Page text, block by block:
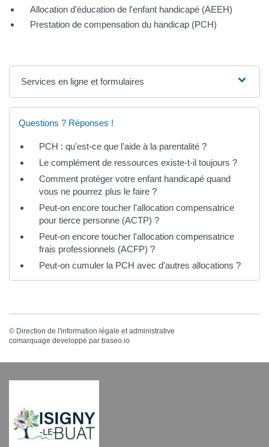
Allocation d'éducation de l'enfant handicapé (AEEH)
Prestation de compensation du handicap (PCH)
Services en ligne et formulaires
Questions ? Réponses !
PCH : qu'est-ce que l'aide à la parentalité ?
Le complément de ressources existe-t-il toujours ?
Comment protéger votre enfant handicapé quand
vous ne pourrez plus le faire ?
Peut-on encore toucher l'allocation compensatrice
pour tierce personne (ACTP) ?
Peut-on encore toucher l'allocation compensatrice
frais professionnels (ACFP) ?
Peut-on cumuler la PCH avec d'autres allocations ?
© Direction de l'information légale et administrative
comarquage developpé par baseo.io